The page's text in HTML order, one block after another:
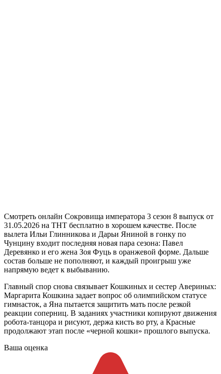
Смотреть онлайн Сокровища императора 3 сезон 8 выпуск от
31.05.2026 на ТНТ бесплатно в хорошем качестве. После
вылета Ильи Глинникова и Дарьи Яниной в гонку по
Чунцину входит последняя новая пара сезона: Павел
Деревянко и его жена Зоя Фуць в оранжевой форме. Дальше
состав больше не пополняют, и каждый проигрыш уже
напрямую ведет к выбыванию.
Главный спор снова связывает Кошкиных и сестер Авериных:
Маргарита Кошкина задает вопрос об олимпийском статусе
гимнасток, а Яна пытается защитить мать после резкой
реакции соперниц. В заданиях участники копируют движения
робота-танцора и рисуют, держа кисть во рту, а Красные
продолжают этап после «черной кошки» прошлого выпуска.
Ваша оценка